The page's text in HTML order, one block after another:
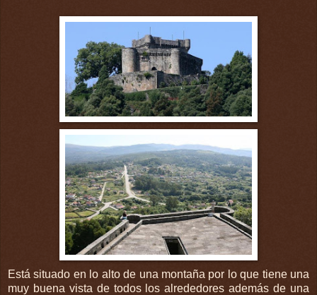
Está situado en lo alto de una montaña por lo que tiene una
muy buena vista de todos los alrededores además de una